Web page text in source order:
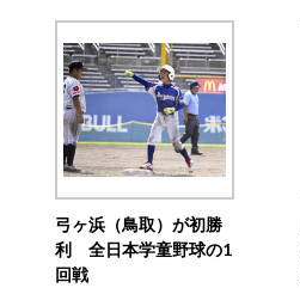
弓ヶ浜（鳥取）が初勝
利 全日本学童野球の1
回戦